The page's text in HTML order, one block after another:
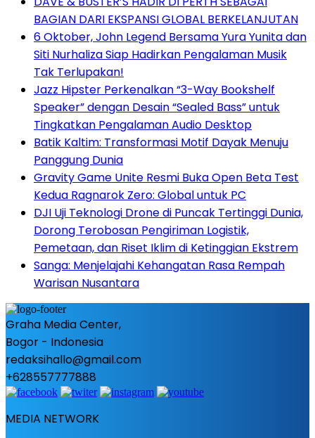
BAGIAN DARI EKSPANSI GLOBAL BERKELANJUTAN
6 Oktober, John Legend Bersama Yura Yunita dan
Siti Nurhaliza Siap Hadirkan Pengalaman Musik
Tak Terlupakan!
Jazz Hipster Perkenalkan “3-Way Bookshelf
Speaker” dengan Desain “Sealed Bass” untuk
Tingkatkan Pengalaman Audio Desktop
Batik Kaltim: Transformasi Motif Dayak Menuju
Panggung Dunia
Gravity Game Unite Resmi Buka Open Beta Test
Kedua Ragnarok Zero: Global untuk PC
DJI Uji Teknologi Drone di Puncak Tertinggi Dunia,
Dorong Terobosan Pengiriman Logistik,
Pemetaan, dan Riset Iklim di Ketinggian Ekstrem
Sanga: Menjelajahi Kehangatan Rasa Rempah
Warisan Nusantara
Graha Media Center,
Bogor - Indonesia
redaksihallo@gmail.com
+628557777888
MEDIA NETWORK